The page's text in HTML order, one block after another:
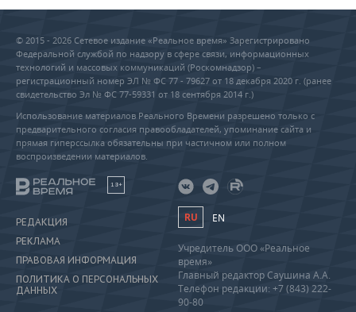
© 2015 - 2026 Сетевое издание «Реальное время» Зарегистрировано
Федеральной службой по надзору в сфере связи, информационных
технологий и массовых коммуникаций (Роскомнадзор) –
регистрационный номер ЭЛ № ФС 77 - 79627 от 18 декабря 2020 г. (ранее
свидетельство Эл № ФС 77-59331 от 18 сентября 2014 г.)
Использование материалов Реального Времени разрешено только с
предварительного согласия правообладателей, упоминание сайта и
прямая гиперссылка обязательны при частичном или полном
воспроизведении материалов.
18+
РЕДАКЦИЯ
РЕКЛАМА
ПРАВОВАЯ ИНФОРМАЦИЯ
ПОЛИТИКА О ПЕРСОНАЛЬНЫХ
ДАННЫХ
RU EN
Учредитель ООО «Реальное
время»
Главный редактор Саушина А.А.
Телефон редакции: +7 (843) 222-
90-80